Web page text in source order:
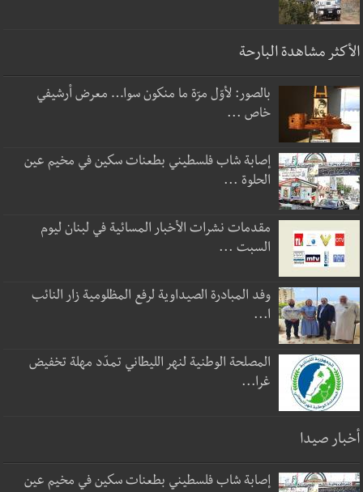
الأكثر مشاهدة البارحة
بالصور: لأوّل مرّة ما منكون سوا… معرض أرشيفي
خاص ...
إصابة شاب فلسطيني بطعنات سكين في مخيم عين
الحلوة ...
مقدمات نشرات الأخبار المسائية في لبنان ليوم
السبت ...
وفد المبادرة الصيداوية لرفع المظلومية زار النائب
ا...
المصلحة الوطنية لنهر الليطاني تمدّد مهلة تخفيض
غرا...
أخبار صيدا
إصابة شاب فلسطيني بطعنات سكين في مخيم عين